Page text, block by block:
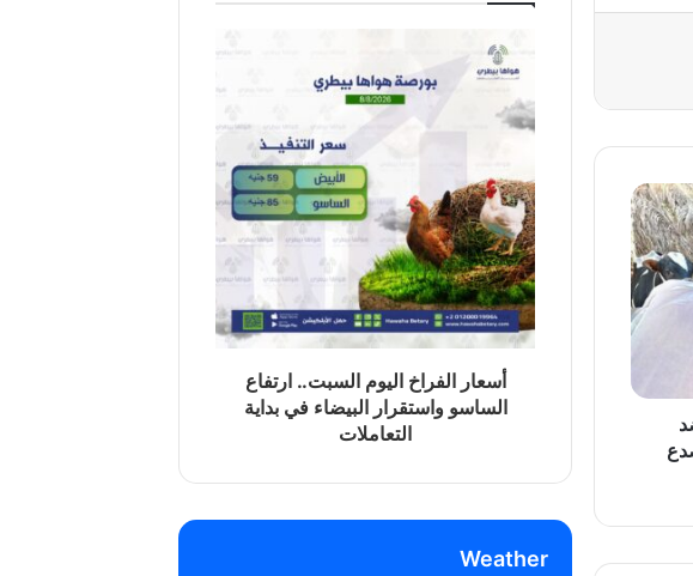
أسعار الفراخ اليوم السبت.. ارتفاع
الساسو واستقرار البيضاء في بداية
التعاملات
Weather